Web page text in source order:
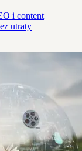
i content
utraty